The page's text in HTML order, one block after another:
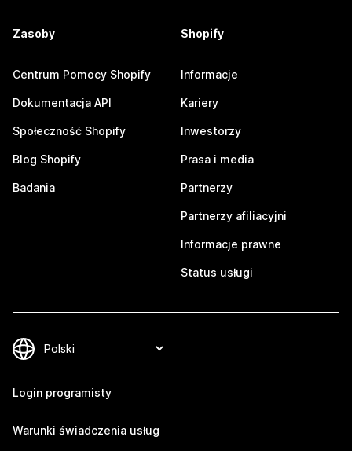
Zasoby
Centrum Pomocy Shopify
Dokumentacja API
Społeczność Shopify
Blog Shopify
Badania
Shopify
Informacje
Kariery
Inwestorzy
Prasa i media
Partnerzy
Partnerzy afiliacyjni
Informacje prawne
Status usługi
Login programisty
Warunki świadczenia usług